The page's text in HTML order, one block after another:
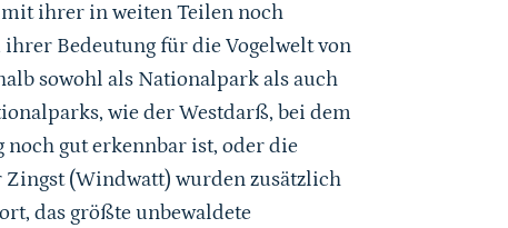
ihrer in weiten Teilen noch
Bedeutung für die Vogelwelt von
sowohl als Nationalpark als auch
wie der Westdarß, bei dem
gut erkennbar ist, oder die
(Windwatt) wurden zusätzlich
das größte unbewaldete